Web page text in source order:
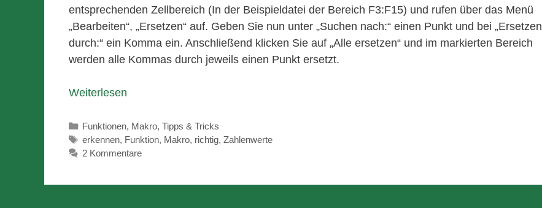
entsprechenden Zellbereich (In der Beispieldatei der Bereich F3:F15) und rufen über das Menü
„Bearbeiten“, „Ersetzen“ auf. Geben Sie nun unter „Suchen nach:“ einen Punkt und bei „Ersetzen
durch:“ ein Komma ein. Anschließend klicken Sie auf „Alle ersetzen“ und im markierten Bereich
werden alle Kommas durch jeweils einen Punkt ersetzt.
Weiterlesen
Kategorien
Funktionen, Makro,Tipps & Tricks
Schlagwörter
erkennen, Funktion, Makro, richtig,Zahlenwerte
2 Kommentare